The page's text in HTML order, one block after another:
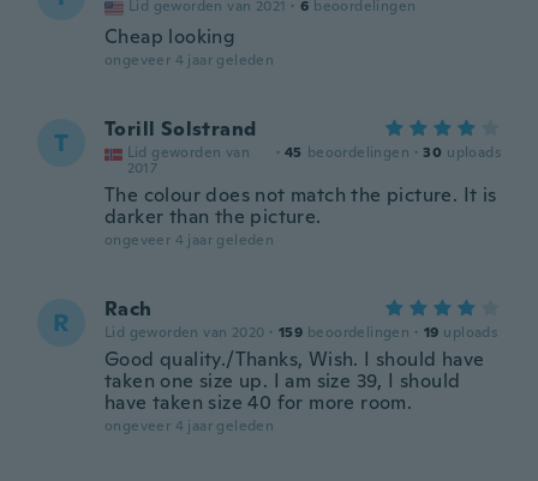
Lid geworden van 2021 · 6 beoordelingen
Cheap looking
ongeveer 4 jaar geleden
T Torill Solstrand
Lid geworden van
2017
· 45 beoordelingen · 30 uploads
The colour does not match the picture. It is
darker than the picture.
ongeveer 4 jaar geleden
R Rach
Lid geworden van 2020 · 159 beoordelingen · 19 uploads
Good quality./Thanks, Wish. I should have
taken one size up. I am size 39, I should
have taken size 40 for more room.
ongeveer 4 jaar geleden